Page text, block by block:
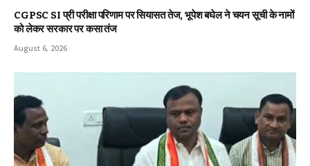
CGPSC SI प्री परीक्षा परिणाम पर सियासत तेज, भूपेश बघेल ने चयन सूची के नामों
को लेकर सरकार पर कसा तंज
August 6, 2026